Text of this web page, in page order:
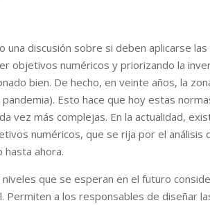
discusión sobre si deben aplicarse
objetivos numéricos y priorizando la
bien. De hecho, en veinte años, la
Esto hace que hoy estas
vez más complejas. En la actualidad,
numéricos, que se rija por el análisis
hasta ahora.
que se esperan en el futuro
Permiten a los responsables de diseñar